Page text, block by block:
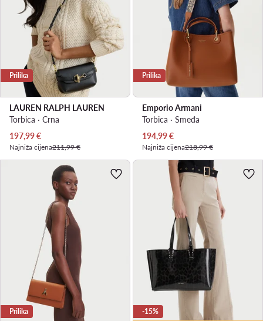
Prilika
LAUREN RALPH LAUREN
Torbica · Crna
Trenutna cijena
197,99€
Najniža cijena211,99 €
Prilika
Emporio Armani
Torbica · Smeđa
Trenutna cijena
194,99€
Najniža cijena218,99 €
Prilika -15%